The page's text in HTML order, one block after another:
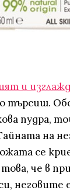
и
търсиш.
пудра,
на
се
че в